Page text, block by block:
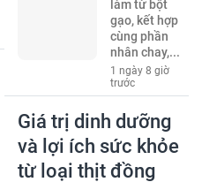
làm từ bột
gạo, kết hợp
cùng phần
nhân chay,...
1 ngày 8 giờ
trước
Giá trị dinh dưỡng
và lợi ích sức khỏe
từ loại thịt đồng